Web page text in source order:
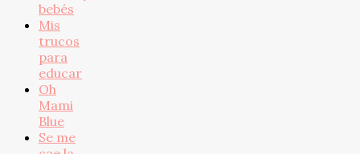
bebés
Mis
trucos
para
educar
Oh
Mami
Blue
Se me